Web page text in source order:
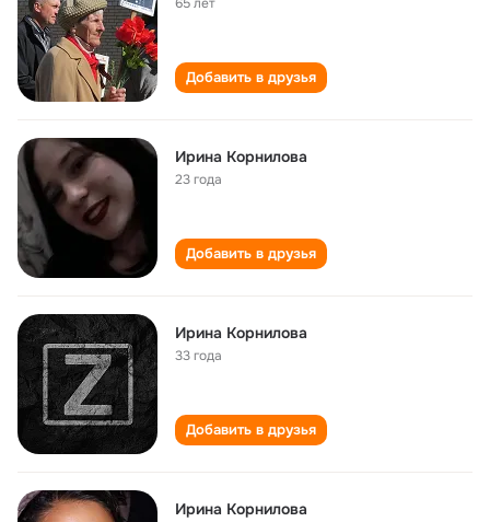
Добавить в друзья
Ирина Корнилова
23 года
Добавить в друзья
Ирина Корнилова
33 года
Добавить в друзья
Ирина Корнилова